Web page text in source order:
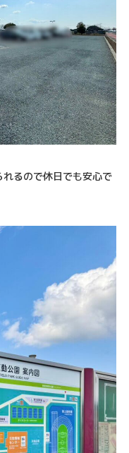
るので休日でも安心で